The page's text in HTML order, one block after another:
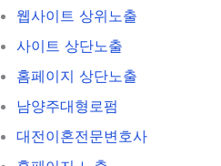
웹사이트 상위노출
사이트 상단노출
홈페이지 상단노출
남양주대형로펌
대전이혼전문변호사